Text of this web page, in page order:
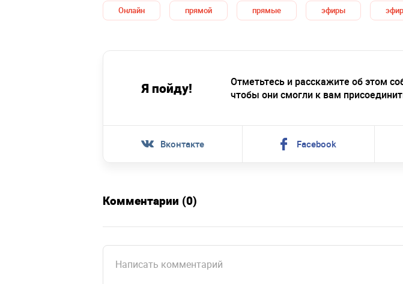
Онлайн прямой прямые эфиры эфир
Я пойду!
Отметьтесь и расскажите об этом
чтобы они смогли к вам
Вконтакте Facebook
Комментарии (0)